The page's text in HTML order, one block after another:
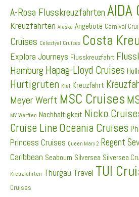
A-Rosa Flusskreuzfahrten
Kreuzfahrten Alaska Angebote Carnival
Cruises Celestyal Cruises Costa
Explora Journeys Flusskreuzfahrt
Hamburg Hapag-Lloyd Cruises
Hurtigruten Kiel Kreuzfahrt
Meyer Werft MSC Cruises
MV Werften Nachhaltigkeit Nicko
Cruise Line Oceania Cruises
Princess Cruises Queen Mary 2 Regent
Caribbean Seabourn Silversea Silversea
Kreuzfahrten Thurgau Travel TUI
Cruises